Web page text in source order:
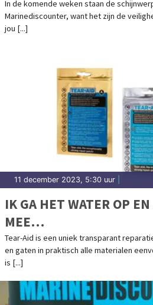
In de komende weken staan de
Marinediscounter, want het zijn de
jou [...]
11 december 2023, 5:30 uur
IK GA HET WATER OP
MEE…
Tear-Aid is een uniek transparant
en gaten in praktisch alle materialen
is [...]